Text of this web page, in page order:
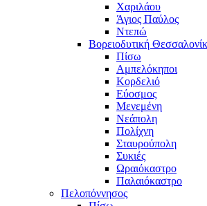
Χαριλάου
Άγιος Παύλος
Ντεπώ
Βορειοδυτική
Πίσω
Αμπελόκηποι
Κορδελιό
Εύοσμος
Μενεμένη
Νεάπολη
Πολίχνη
Σταυρούπολη
Συκιές
Ωραιόκαστρο
Παλαιόκαστρο
Πελοπόννησος